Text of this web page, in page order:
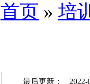
首页 » 培
最后更新： 2022-